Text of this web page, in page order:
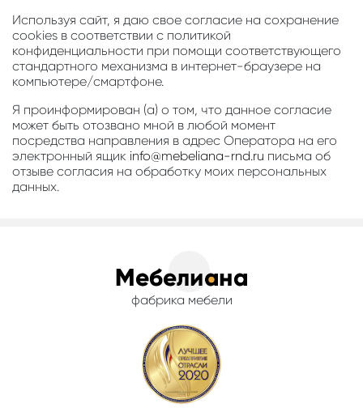
Используя сайт, я даю свое согласие на сохранение
cookies в соответствии с политикой
конфиденциальности при помощи соответствующего
стандартного механизма в интернет-браузере на
компьютере/смартфоне.
Я проинформирован (а) о том, что данное согласие
может быть отозвано мной в любой момент
посредства направления в адрес Оператора на его
электронный ящик info@mebeliana-rnd.ru письма об
отзыве согласия на обработку моих персональных
данных.
фабрика мебели